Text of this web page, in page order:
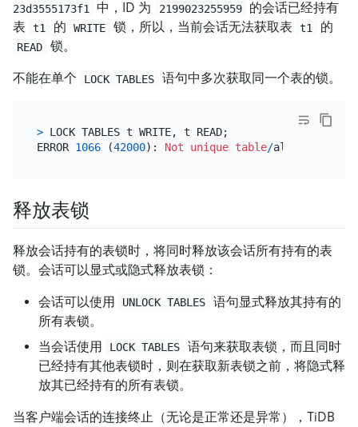
23d3555173f1 中，ID 为 2199023255959
的会话已经持有
表
t1 的 WRITE 锁，所以，当前会话无法获取表 t1 的
READ 锁。
不能在单个 LOCK TABLES 语句中多次获取同一个表的锁。
> LOCK TABLES t WRITE, t READ;
ERROR 1066 (42000): Not unique table/alias:
释放表锁
释放会话持有的表锁时，将同时释放该会话所有持有的表
锁。会话可以显式或隐式释放表锁：
会话可以使用 UNLOCK TABLES
语句显式释放其持有的
所有表锁。
当会话使用
LOCK TABLES
语句来获取表锁，而且同时
已经持有其他表锁时，则在获取新表锁之前，将隐式释
放其已经持有的所有表锁。
当客户端会话的连接终止（无论是正常还是异常），TiDB